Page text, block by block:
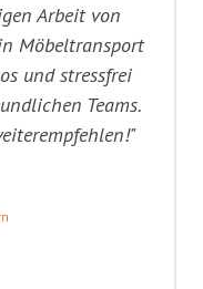
Arbeit von
Möbeltransport
und stressfrei
Teams.